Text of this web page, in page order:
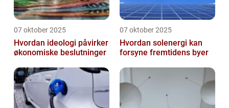
07 oktober 2025
Hvordan ideologi påvirker
økonomiske beslutninger
07 oktober 2025
Hvordan solenergi kan
forsyne fremtidens byer